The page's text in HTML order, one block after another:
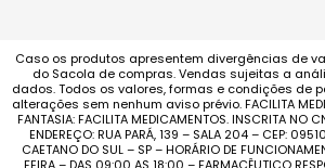
Caso os produtos apresentem divergências de
do Sacola de compras. Vendas sujeitas a
dados. Todos os valores, formas e condições de
alterações sem nenhum aviso prévio. FACILITA
FANTASIA: FACILITA MEDICAMENTOS. INSCRITA
ENDEREÇO: RUA PARÁ, 139 – SALA 204 – CEP:
CAETANO DO SUL – SP – HORÁRIO DE